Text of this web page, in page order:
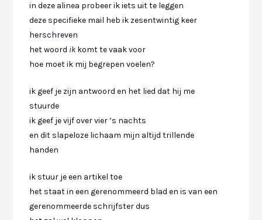
in deze alinea probeer ik iets uit te leggen
deze specifieke mail heb ik zesentwintig keer
herschreven
het woord ik komt te vaak voor
hoe moet ik mij begrepen voelen?
ik geef je zijn antwoord en het lied dat hij me
stuurde
ik geef je vijf over vier ’s nachts
en dit slapeloze lichaam mijn altijd trillende
handen
ik stuur je een artikel toe
het staat in een gerenommeerd blad en is van een
gerenommeerde schrijfster dus